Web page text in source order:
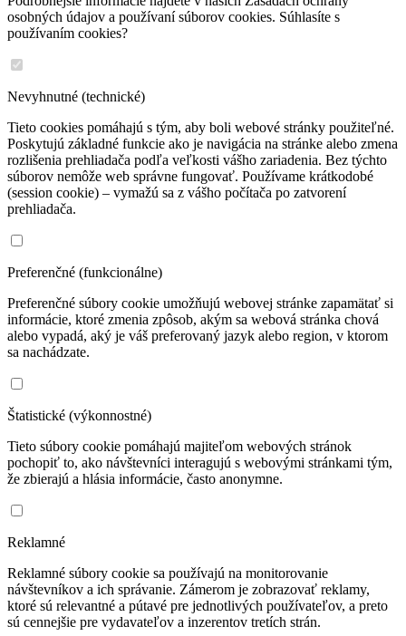
osobných údajov a používaní súborov cookies. Súhlasíte s
používaním cookies?
Nevyhnutné (technické)
Tieto cookies pomáhajú s tým, aby boli webové stránky použiteľné.
Poskytujú základné funkcie ako je navigácia na stránke alebo zmena
rozlišenia prehliadača podľa veľkosti vášho zariadenia. Bez týchto
súborov nemôže web správne fungovať. Používame krátkodobé
(session cookie) – vymažú sa z vášho počítača po zatvorení
prehliadača.
Preferenčné (funkcionálne)
Preferenčné súbory cookie umožňujú webovej stránke zapamätať si
informácie, ktoré zmenia zpôsob, akým sa webová stránka chová
alebo vypadá, aký je váš preferovaný jazyk alebo region, v ktorom
sa nachádzate.
Štatistické (výkonnostné)
Tieto súbory cookie pomáhajú majiteľom webových stránok
pochopiť to, ako návštevníci interagujú s webovými stránkami tým,
že zbierajú a hlásia informácie, často anonymne.
Reklamné
Reklamné súbory cookie sa používajú na monitorovanie
návštevníkov a ich správanie. Zámerom je zobrazovať reklamy,
ktoré sú relevantné a pútavé pre jednotlivých používateľov, a preto
sú cennejšie pre vydavateľov a inzerentov tretích strán.